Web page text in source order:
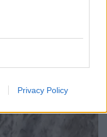
Privacy Policy